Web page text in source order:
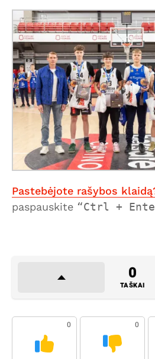
Pastebėjote rašybos
paspauskite
Ctrl +
0
TAŠKAI
0 0